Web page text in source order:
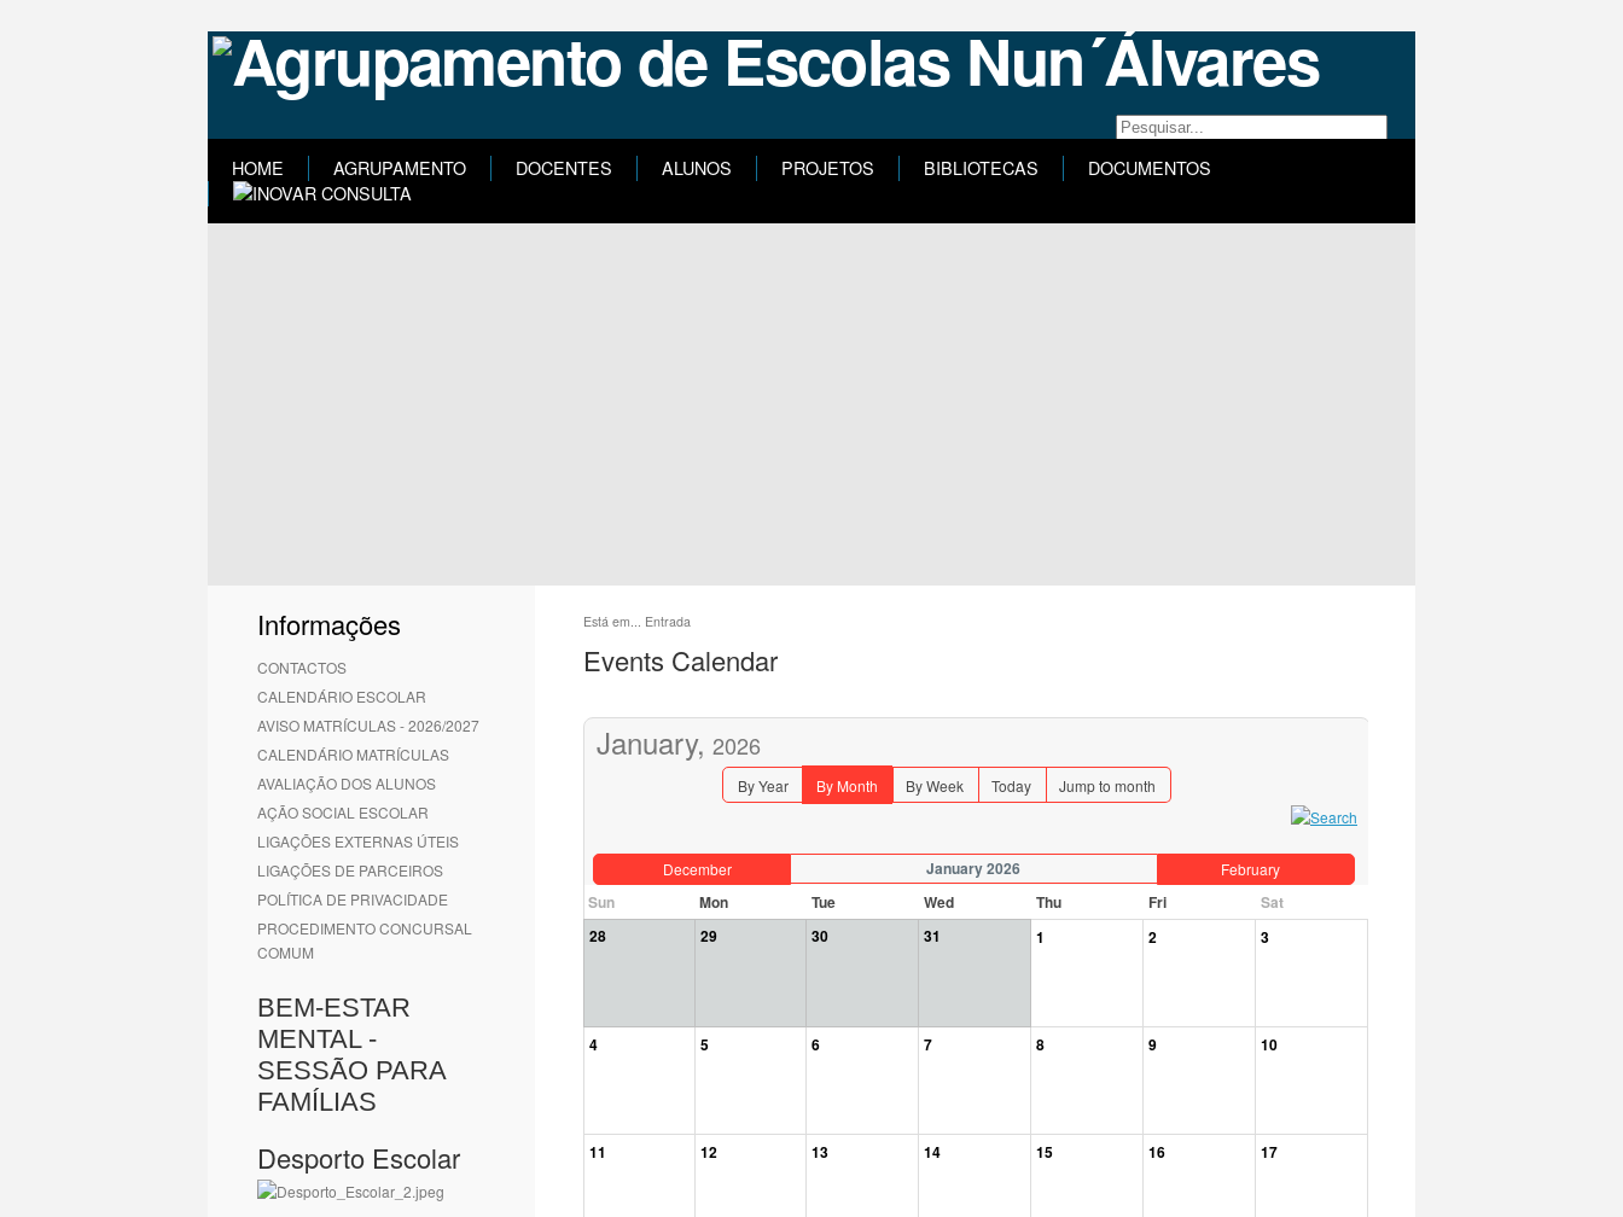
HOME AGRUPAMENTO DOCENTES ALUNOS PROJETOS BIBLIOTECAS DOCUMENTOS
Informações
CONTACTOS
CALENDÁRIO ESCOLAR
AVISO MATRÍCULAS - 2026/2027
CALENDÁRIO MATRÍCULAS
AVALIAÇÃO DOS ALUNOS
AÇÃO SOCIAL ESCOLAR
LIGAÇÕES EXTERNAS ÚTEIS
LIGAÇÕES DE PARCEIROS
POLÍTICA DE PRIVACIDADE
PROCEDIMENTO CONCURSAL
COMUM
BEM-ESTAR
MENTAL -
SESSÃO PARA
FAMÍLIAS
Desporto Escolar
Está em... Entrada
Events Calendar
January, 2026
By Year By Month By Week Today Jump to month
December January 2026 February
Sun Mon Tue Wed Thu Fri
Sat
28
29 30 31 1 2 3
4 5 6 7 8 9 10
11 12 13 14 15 16 17